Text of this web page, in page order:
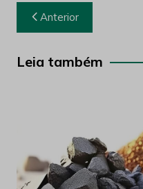
Navegação
de
Post
Anterior
Leia também